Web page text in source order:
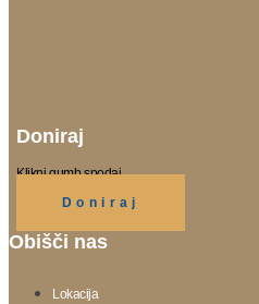
Doniraj
Klikni gumb spodaj.
Doniraj
Obišči nas
Lokacija